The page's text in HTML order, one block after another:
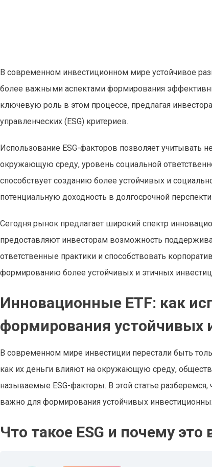
В современном инвестиционном мире устойчивое
более важными аспектами формирования
ключевую роль в этом процессе, предлагая
управленческих (ESG) критериев.
Использование ESG-факторов позволяет учитывать
окружающую среду, уровень социальной
способствует созданию более устойчивых и
потенциальную доходность в долгосрочной
Сегодня рынок предлагает широкий спектр
предоставляют инвесторам возможность
ответственные практики и способствовать
формированию более устойчивых и этичных
Инновационные ETF: как
формирования устойчивых
В современном мире инвестиции перестали быть
как их деньги влияют на окружающую среду,
называемые ESG-факторы. В этой статье разберемся,
важно для формирования устойчивых
Что такое ESG и почему это